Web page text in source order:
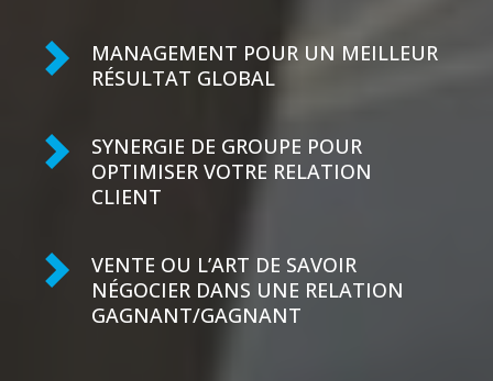
MANAGEMENT POUR UN MEILLEUR
RÉSULTAT GLOBAL
SYNERGIE DE GROUPE POUR
OPTIMISER VOTRE RELATION
CLIENT
VENTE OU L’ART DE SAVOIR
NÉGOCIER DANS UNE RELATION
GAGNANT/GAGNANT